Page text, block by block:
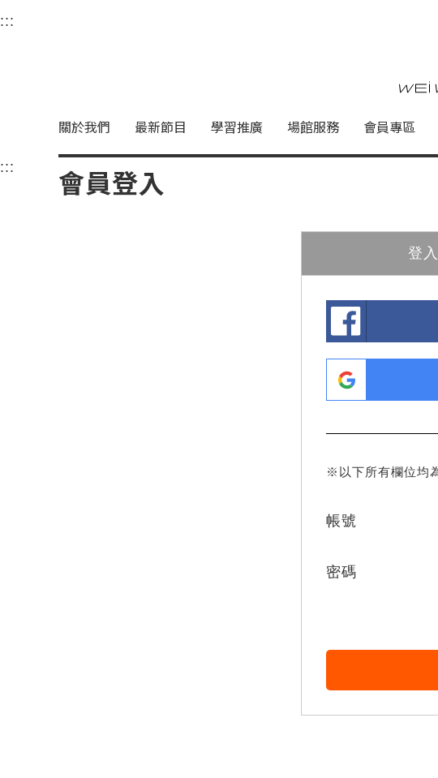
衛武營國家藝術文化中心
中央內容區塊，為本頁主要內容區。
:::
關於我們 最新節目 學習推廣 場館服務 會員專區
::: 中央內容區塊，為本頁主要內容區。
會員登入
登入
※以下所有欄位均
帳號
密碼